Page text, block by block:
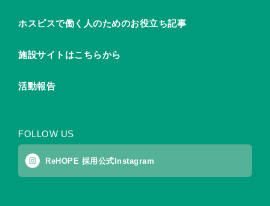
ホスピスで働く人のためのお役立ち記事
施設サイトはこちらから
活動報告
FOLLOW US
ReHOPE 採用公式Instagram